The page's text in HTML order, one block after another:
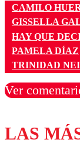
CAMILO
GISSELLA
HAY QUE
PAMELA DÍAZ
TRINIDAD
Ver
Los
LAS